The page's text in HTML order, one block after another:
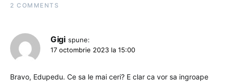
2 COMMENTS
Gigi spune:
17 octombrie 2023 la 15:00
Bravo, Edupedu. Ce sa le mai ceri? E clar ca vor sa ingroape